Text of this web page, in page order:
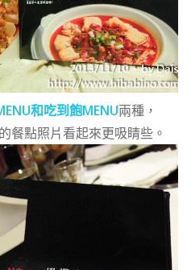
和吃到飽MENU兩種，
餐點照片看起來更吸睛些。